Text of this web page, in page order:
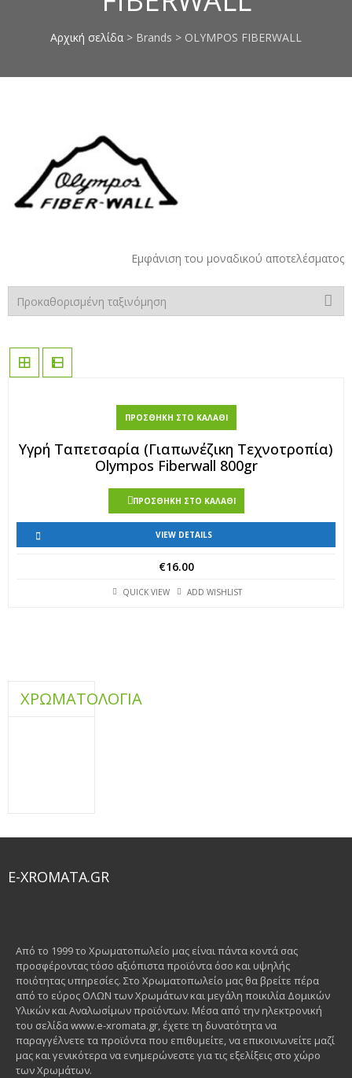
επιπλοποιίας, πέτρες μαρμάρου,
κόλλες μαρμάρου, στόκοι
ακρυλικά μονωτικά, monostop,
Αρχική σελίδα > Brands > OLYMPOS FIBERWALL
Εμφάνιση του μοναδικού αποτελέσματος
ΠΡΟΣΘΉΚΗ ΣΤΟ ΚΑΛΆΘΙ
Υγρή Ταπετσαρία (Γιαπωνέζικη Τεχνοτροπία)
Olympos Fiberwall 800gr
ΠΡΟΣΘΉΚΗ ΣΤΟ ΚΑΛΆΘΙ
VIEW DETAILS
€16.00
QUICK VIEW ADD WISHLIST
ΧΡΩΜΑΤΟΛΟΓΙΑ
E-XROMATA.GR
Από το 1999 το Χρωματοπωλείο μας είναι πάντα κοντά σας
προσφέροντας τόσο αξιόπιστα προϊόντα όσο και υψηλής
ποιότητας υπηρεσίες. Στο Χρωματοπωλείο μας θα βρείτε πέρα
από το εύρος ΟΛΩΝ των Χρωμάτων και μεγάλη ποικιλία Δομικών
Υλικών και Αναλωσίμων προϊόντων. Μέσα από την ηλεκτρονική
του σελίδα www.e-xromata.gr, έχετε τη δυνατότητα να
παραγγέλνετε τα προϊόντα που επιθυμείτε, να επικοινωνείτε μαζί
μας και γενικότερα να ενημερώνεστε για τις εξελίξεις στο χώρο
των Χρωμάτων.